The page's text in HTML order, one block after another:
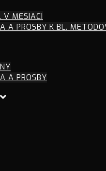
V MESIACI
A PROSBY K BL.
A PROSBY